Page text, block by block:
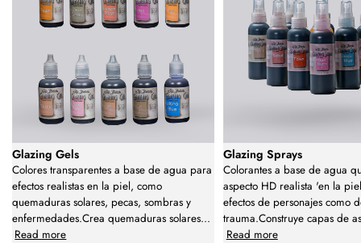
Glazing Gels
Colores transparentes a base de agua para
efectos realistas en la piel, como
quemaduras solares, pecas, sombras y
enfermedades.Crea quemaduras solares...
Read more
Glazing Sprays
Colorantes a base de agua
aspecto HD realista 'en la
efectos de personajes como
trauma.Construye capas de
Read more